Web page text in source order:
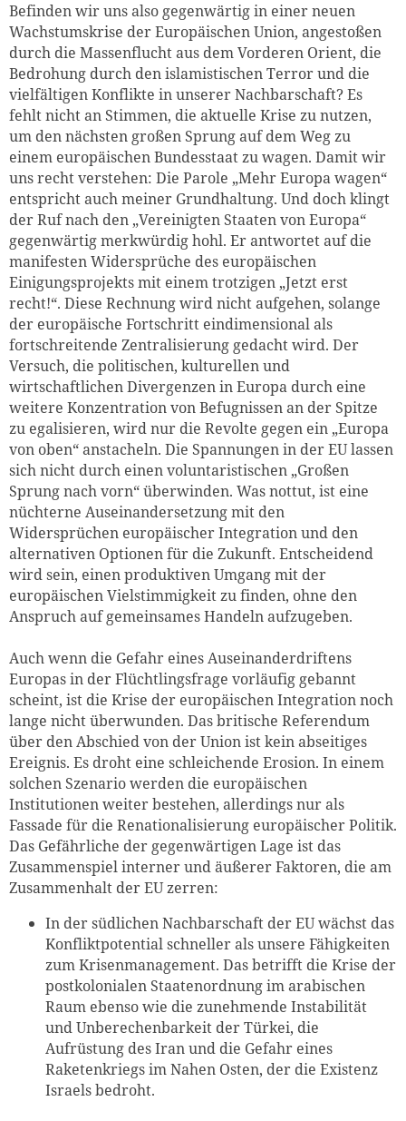
Befinden wir uns also gegenwärtig in einer neuen
Wachstumskrise der Europäischen Union, angestoßen
durch die Massenflucht aus dem Vorderen Orient, die
Bedrohung durch den islamistischen Terror und die
vielfältigen Konflikte in unserer Nachbarschaft? Es
fehlt nicht an Stimmen, die aktuelle Krise zu nutzen,
um den nächsten großen Sprung auf dem Weg zu
einem europäischen Bundesstaat zu wagen. Damit wir
uns recht verstehen: Die Parole „Mehr Europa wagen“
entspricht auch meiner Grundhaltung. Und doch klingt
der Ruf nach den „Vereinigten Staaten von Europa“
gegenwärtig merkwürdig hohl. Er antwortet auf die
manifesten Widersprüche des europäischen
Einigungsprojekts mit einem trotzigen „Jetzt erst
recht!“. Diese Rechnung wird nicht aufgehen, solange
der europäische Fortschritt eindimensional als
fortschreitende Zentralisierung gedacht wird. Der
Versuch, die politischen, kulturellen und
wirtschaftlichen Divergenzen in Europa durch eine
weitere Konzentration von Befugnissen an der Spitze
zu egalisieren, wird nur die Revolte gegen ein „Europa
von oben“ anstacheln. Die Spannungen in der EU lassen
sich nicht durch einen voluntaristischen „Großen
Sprung nach vorn“ überwinden. Was nottut, ist eine
nüchterne Auseinandersetzung mit den
Widersprüchen europäischer Integration und den
alternativen Optionen für die Zukunft. Entscheidend
wird sein, einen produktiven Umgang mit der
europäischen Vielstimmigkeit zu finden, ohne den
Anspruch auf gemeinsames Handeln aufzugeben.
Auch wenn die Gefahr eines Auseinanderdriftens
Europas in der Flüchtlingsfrage vorläufig gebannt
scheint, ist die Krise der europäischen Integration noch
lange nicht überwunden. Das britische Referendum
über den Abschied von der Union ist kein abseitiges
Ereignis. Es droht eine schleichende Erosion. In einem
solchen Szenario werden die europäischen
Institutionen weiter bestehen, allerdings nur als
Fassade für die Renationalisierung europäischer Politik.
Das Gefährliche der gegenwärtigen Lage ist das
Zusammenspiel interner und äußerer Faktoren, die am
Zusammenhalt der EU zerren:
In der südlichen Nachbarschaft der EU wächst das
Konfliktpotential schneller als unsere Fähigkeiten
zum Krisenmanagement. Das betrifft die Krise der
postkolonialen Staatenordnung im arabischen
Raum ebenso wie die zunehmende Instabilität
und Unberechenbarkeit der Türkei, die
Aufrüstung des Iran und die Gefahr eines
Raketenkriegs im Nahen Osten, der die Existenz
Israels bedroht.